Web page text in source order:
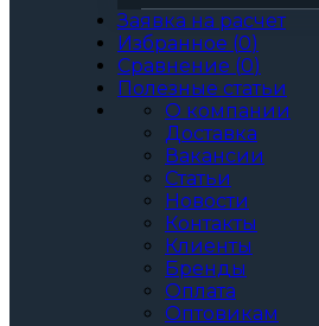
Заявка на расчет
Избранное (0)
Сравнение (0)
Полезные статьи
О компании
Доставка
Вакансии
Статьи
Новости
Контакты
Клиенты
Бренды
Оплата
Оптовикам